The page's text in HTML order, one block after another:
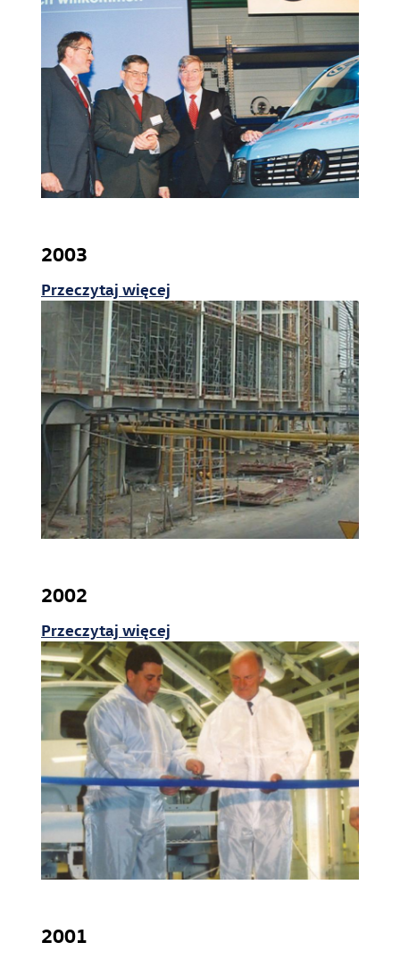
Zakład Crafter Września
Odlewnia na Wildzie
Zakład w Swarzędzu
Zwiedzanie Zakładu
2003
Przeczytaj więcej
2002
Przeczytaj więcej
2001